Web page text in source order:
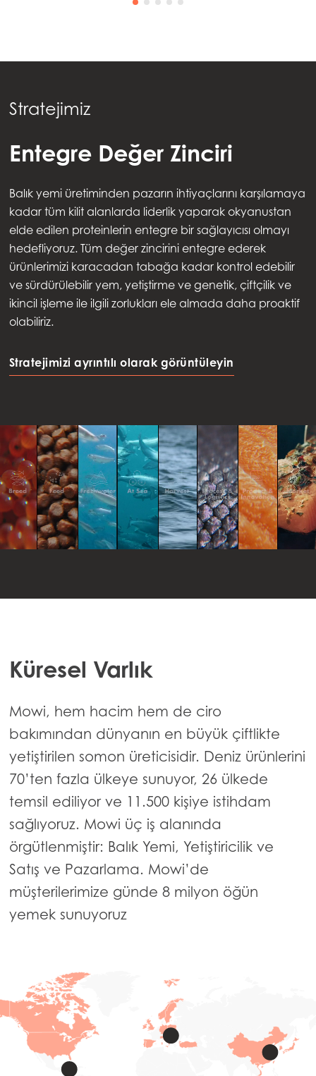
Stratejimiz
Entegre Değer Zinciri
Balık yemi üretiminden pazarın ihtiyaçlarını karşılamaya
kadar tüm kilit alanlarda liderlik yaparak okyanustan
elde edilen proteinlerin entegre bir sağlayıcısı olmayı
hedefliyoruz. Tüm değer zincirini entegre ederek
ürünlerimizi karacadan tabağa kadar kontrol edebilir
ve sürdürülebilir yem, yetiştirme ve genetik, çiftçilik ve
ikincil işleme ile ilgili zorlukları ele almada daha proaktif
olabiliriz.
Stratejimizi ayrıntılı olarak görüntüleyin
Küresel Varlık
Mowi, hem hacim hem de ciro
bakımından dünyanın en büyük çiftlikte
yetiştirilen somon üreticisidir. Deniz ürünlerini
70’ten fazla ülkeye sunuyor, 26 ülkede
temsil ediliyor ve 11.500 kişiye istihdam
sağlıyoruz. Mowi üç iş alanında
örgütlenmiştir: Balık Yemi, Yetiştiricilik ve
Satış ve Pazarlama. Mowi’de
müşterilerimize günde 8 milyon öğün
yemek sunuyoruz